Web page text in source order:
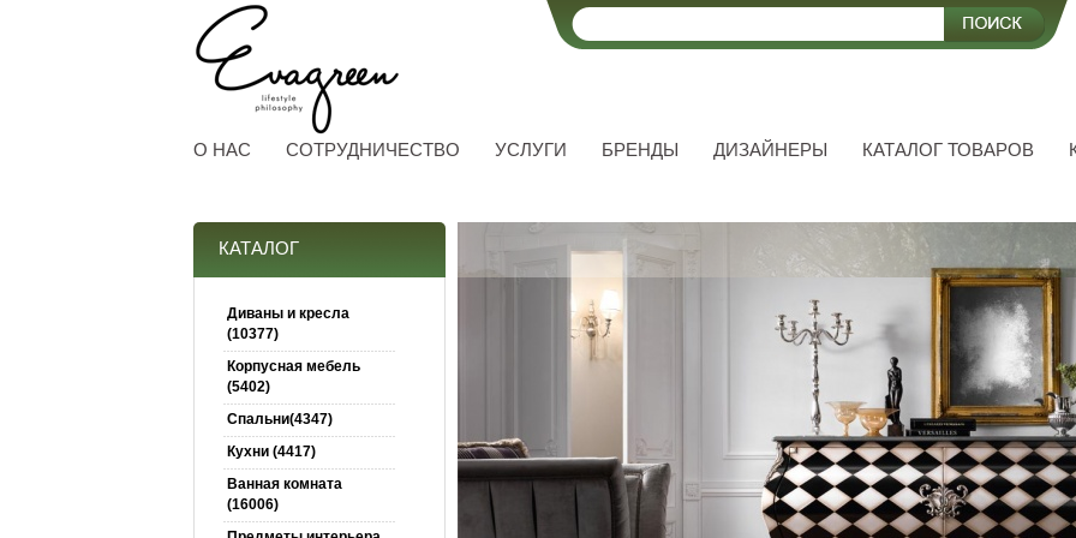
О НАС СОТРУДНИЧЕСТВО УСЛУГИ БРЕНДЫ ДИЗАЙНЕРЫ КАТАЛОГ ТОВАРОВ
КАТАЛОГ
Диваны и кресла
(10377)
Корпусная мебель
(5402)
Спальни(4347)
Кухни (4417)
Ванная комната
(16006)